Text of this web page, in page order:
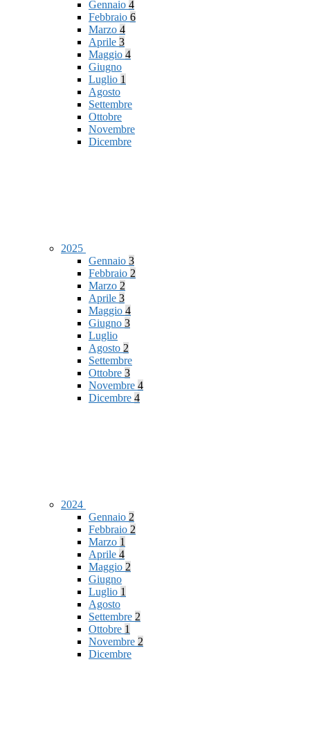
Gennaio 4
Febbraio 6
Marzo 4
Aprile 3
Maggio 4
Giugno
Luglio 1
Agosto
Settembre
Ottobre
Novembre
Dicembre
2025
Gennaio 3
Febbraio 2
Marzo 2
Aprile 3
Maggio 4
Giugno 3
Luglio
Agosto 2
Settembre
Ottobre 3
Novembre 4
Dicembre 4
2024
Gennaio 2
Febbraio 2
Marzo 1
Aprile 4
Maggio 2
Giugno
Luglio 1
Agosto
Settembre 2
Ottobre 1
Novembre 2
Dicembre